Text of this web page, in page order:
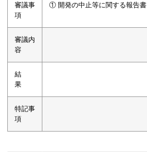
審議事
項
① 開発の中止等に関する報告書
審議内
容
結
果
特記事
項